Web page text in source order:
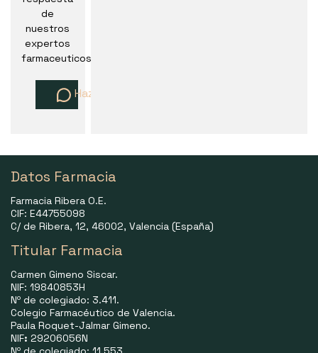
de
nuestros
expertos
farmaceuticos
Haz una pregunta
Datos Farmacia
Farmacia Ribera O.E.
CIF: E44755098
C/ de Ribera, 12, 46002, Valencia (España)
Titular Farmacia
Carmen Gimeno Siscar.
NIF: 19840853H
Nº de colegiado: 3.411.
Colegio Farmacéutico de Valencia.
Paula Roquet-Jalmar Gimeno.
NIF: 29206056N